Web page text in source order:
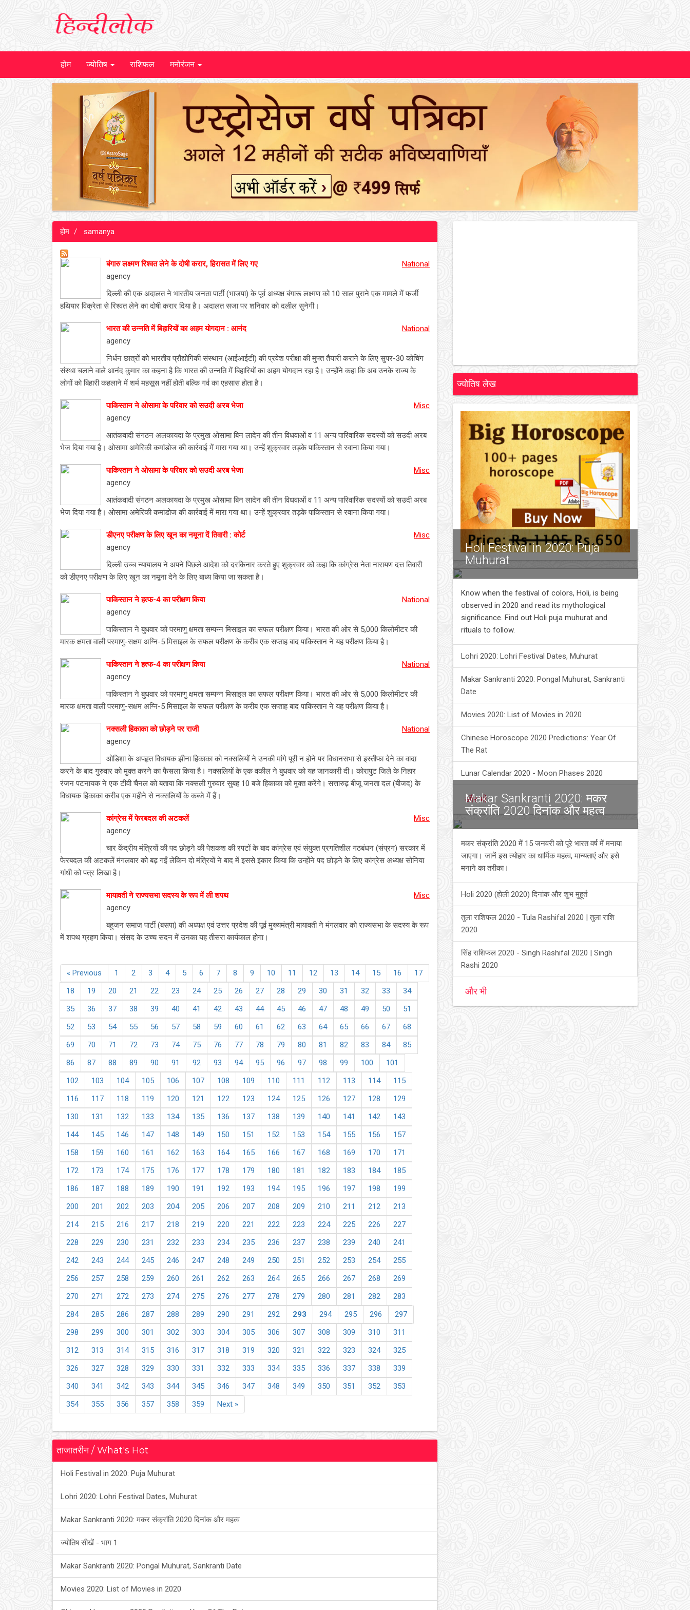
होम ज्योतिष राशिफल मनोरंजन
होम samanya
बंगारु लक्ष्मण रिश्वत लेने के दोषी करार, हिरासत में लिए गए
National
agency
दिल्ली की एक अदालत ने भारतीय जनता पार्टी (भाजपा) के पूर्व अध्यक्ष बंगारू लक्ष्मण को 10 साल पुराने एक मामले में फर्जी
हथियार विक्रेता से रिश्वत लेने का दोषी करार दिया है। अदालत सजा पर शनिवार को दलील सुनेगी।
भारत की उन्नति में बिहारियों का अहम योगदान : आनंद
National
agency
निर्धन छात्रों को भारतीय प्रौद्योगिकी संस्थान (आईआईटी) की प्रवेश परीक्षा की मुफ्त तैयारी कराने के लिए सुपर-30 कोचिंग
संस्था चलाने वाले आनंद कुमार का कहना है कि भारत की उन्नति में बिहारियों का अहम योगदान रहा है। उन्होंने कहा कि अब उनके राज्य के
लोगों को बिहारी कहलाने में शर्म महसूस नहीं होती बल्कि गर्व का एहसास होता है।
पाकिस्तान ने ओसामा के परिवार को सउदी अरब भेजा
Misc
agency
आतंकवादी संगठन अलकायदा के प्रमुख ओसामा बिन लादेन की तीन विधवाओं व 11 अन्य पारिवारिक सदस्यों को सउदी अरब
भेज दिया गया है। ओसामा अमेरिकी कमांडोज की कार्रवाई में मारा गया था। उन्हें शुक्रवार तड़के पाकिस्तान से रवाना किया गया।
पाकिस्तान ने ओसामा के परिवार को सउदी अरब भेजा
Misc
agency
आतंकवादी संगठन अलकायदा के प्रमुख ओसामा बिन लादेन की तीन विधवाओं व 11 अन्य पारिवारिक सदस्यों को सउदी अरब
भेज दिया गया है। ओसामा अमेरिकी कमांडोज की कार्रवाई में मारा गया था। उन्हें शुक्रवार तड़के पाकिस्तान से रवाना किया गया।
डीएनए परीक्षण के लिए खून का नमूना दें तिवारी : कोर्ट
Misc
agency
दिल्ली उच्च न्यायालय ने अपने पिछले आदेश को दरकिनार करते हुए शुक्रवार को कहा कि कांग्रेस नेता नारायण दत्त तिवारी
को डीएनए परीक्षण के लिए खून का नमूना देने के लिए बाध्य किया जा सकता है।
पाकिस्तान ने हत्फ-4 का परीक्षण किया
National
agency
पाकिस्तान ने बुधवार को परमाणु क्षमता सम्पन्न मिसाइल का सफल परीक्षण किया। भारत की ओर से 5,000 किलोमीटर की
मारक क्षमता वाली परमाणु-सक्षम अग्नि-5 मिसाइल के सफल परीक्षण के करीब एक सप्ताह बाद पाकिस्तान ने यह परीक्षण किया है।
पाकिस्तान ने हत्फ-4 का परीक्षण किया
National
agency
पाकिस्तान ने बुधवार को परमाणु क्षमता सम्पन्न मिसाइल का सफल परीक्षण किया। भारत की ओर से 5,000 किलोमीटर की
मारक क्षमता वाली परमाणु-सक्षम अग्नि-5 मिसाइल के सफल परीक्षण के करीब एक सप्ताह बाद पाकिस्तान ने यह परीक्षण किया है।
नक्सली हिकाका को छोड़ने पर राजी
National
agency
ओडिशा के अपहृत विधायक झीना हिकाका को नक्सलियों ने उनकी मांगे पूरी न होने पर विधानसभा से इस्तीफा देने का वादा
करने के बाद गुरुवार को मुक्त करने का फैसला किया है। नक्सलियों के एक वकील ने बुधवार को यह जानकारी दी। कोरापुट जिले के निहार
रंजन पटनायक ने एक टीवी चैनल को बताया कि नक्सली गुरुवार सुबह 10 बजे हिकाका को मुक्त करेंगे। सत्तारुढ़ बीजू जनता दल (बीजद) के
विधायक हिकाका करीब एक महीने से नक्सलियों के कब्जे में हैं।
कांग्रेस में फेरबदल की अटकलें
Misc
agency
चार केंद्रीय मंत्रियों की पद छोड़ने की पेशकश की रपटों के बाद कांग्रेस एवं संयुक्त प्रगतिशील गठबंधन (संप्रग) सरकार में
फेरबदल की अटकलें मंगलवार को बढ़ गईं लेकिन दो मंत्रियों ने बाद में इससे इंकार किया कि उन्होंने पद छोड़ने के लिए कांग्रेस अध्यक्ष सोनिया
गांधी को पत्र लिखा है।
मायावती ने राज्यसभा सदस्य के रूप में ली शपथ
Misc
agency
बहुजन समाज पार्टी (बसपा) की अध्यक्ष एवं उत्तर प्रदेश की पूर्व मुख्यमंत्री मायावती ने मंगलवार को राज्यसभा के सदस्य के रूप
में शपथ ग्रहण किया। संसद के उच्च सदन में उनका यह तीसरा कार्यकाल होगा।
« Previous 1 2 3 4 5 6 7 8 9 10 11 12 13 14 15 16
17
18
19 20 21 22 23 24 25 26 27 28 29 30 31 32 33
34
35
36 37 38 39 40 41 42 43 44 45 46 47 48 49 50
51
52
53 54 55 56 57 58 59 60 61 62 63 64 65 66 67
68
69
70 71 72 73 74 75 76 77 78 79 80 81 82 83 84
85
86
87 88 89 90 91 92 93 94 95 96 97 98 99 100
101
102
103 104 105 106 107 108 109 110 111 112 113 114
115
116
117 118 119 120 121 122 123 124 125 126 127 128
129
130
131 132 133 134 135 136 137 138 139 140 141 142
143
144
145 146 147 148 149 150 151 152 153 154 155 156
157
158
159 160 161 162 163 164 165 166 167 168 169 170
171
172
173 174 175 176 177 178 179 180 181 182 183 184
185
186
187 188 189 190 191 192 193 194 195 196 197 198
199
200
201 202 203 204 205 206 207 208 209 210 211 212
213
214
215 216 217 218 219 220 221 222 223 224 225 226
227
228
229 230 231 232 233 234 235 236 237 238 239 240
241
242
243 244 245 246 247 248 249 250 251 252 253 254
255
256
257 258 259 260 261 262 263 264 265 266 267 268
269
270
271 272 273 274 275 276 277 278 279 280 281 282
283
284
285 286 287 288 289 290 291 292 293 294 295 296
297
298
299 300 301 302 303 304 305 306 307 308 309 310
311
312
313 314 315 316 317 318 319 320 321 322 323 324
325
326
327 328 329 330 331 332 333 334 335 336 337 338
339
340
341 342 343 344 345 346 347 348 349 350 351 352
353
354
355 356 357 358 359 Next »
ताजातरीन / What's Hot
Holi Festival in 2020: Puja Muhurat
Lohri 2020: Lohri Festival Dates, Muhurat
Makar Sankranti 2020: मकर संक्रांति 2020 दिनांक और महत्व
ज्योतिष सीखें - भाग 1
Makar Sankranti 2020: Pongal Muhurat, Sankranti Date
Movies 2020: List of Movies in 2020
ज्योतिष लेख
Holi Festival in 2020: Puja
Muhurat
Know when the festival of colors, Holi, is being
observed in 2020 and read its mythological
significance. Find out Holi puja muhurat and
rituals to follow.
Lohri 2020: Lohri Festival Dates, Muhurat
Makar Sankranti 2020: Pongal Muhurat, Sankranti
Date
Movies 2020: List of Movies in 2020
Chinese Horoscope 2020 Predictions: Year Of
The Rat
Lunar Calendar 2020 - Moon Phases 2020
और भी
Makar Sankranti 2020: मकर
संक्रांति 2020 दिनांक और महत्व
मकर संक्रांति 2020 में 15 जनवरी को पूरे भारत वर्ष में मनाया
जाएगा। जानें इस त्योहार का धार्मिक महत्व, मान्यताएं और इसे
मनाने का तरीका।
Holi 2020 (होली 2020) दिनांक और शुभ मुहूर्त
तुला राशिफल 2020 - Tula Rashifal 2020 | तुला राशि
2020
सिंह राशिफल 2020 - Singh Rashifal 2020 | Singh
Rashi 2020
और भी